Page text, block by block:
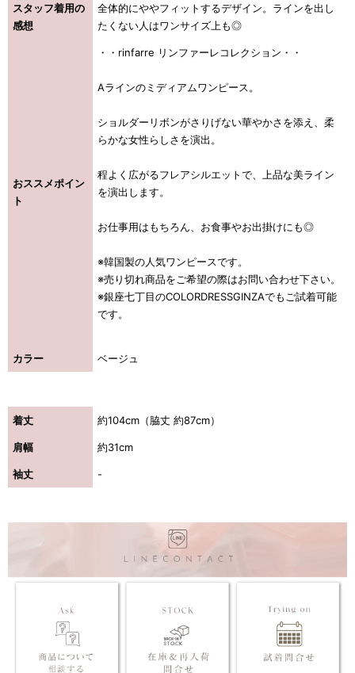
スタッフ着用の
感想
全体的にややフィットするデザイン。ラインを出し
たくない人はワンサイズ上も◎
おススメポイン
ト
・・rinfarre リンファーレコレクション・・
Aラインのミディアムワンピース。
ショルダーリボンがさりげない華やかさを添え、柔
らかな女性らしさを演出。
程よく広がるフレアシルエットで、上品な美ライン
を演出します。
お仕事用はもちろん、お食事やお出掛けにも◎
※韓国製の人気ワンピースです。
※売り切れ商品をご希望の際はお問い合わせ下さい。
※銀座七丁目のCOLORDRESSGINZAでもご試着可能
です。
カラー ベージュ
着丈 約104cm（脇丈 約87cm）
肩幅 約31cm
袖丈 -